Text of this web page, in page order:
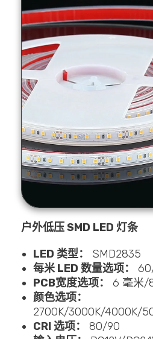
户外低压 SMD LED 灯条
LED 类型：
SMD2835
每米 LED 数量选项：
PCB宽度选项：
6 毫米/
颜色选项：
2700K/3000K/4000K/
CRI 选项：
80/90